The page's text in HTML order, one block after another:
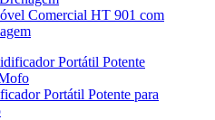
Comercial HT 901 com
Portátil Potente para